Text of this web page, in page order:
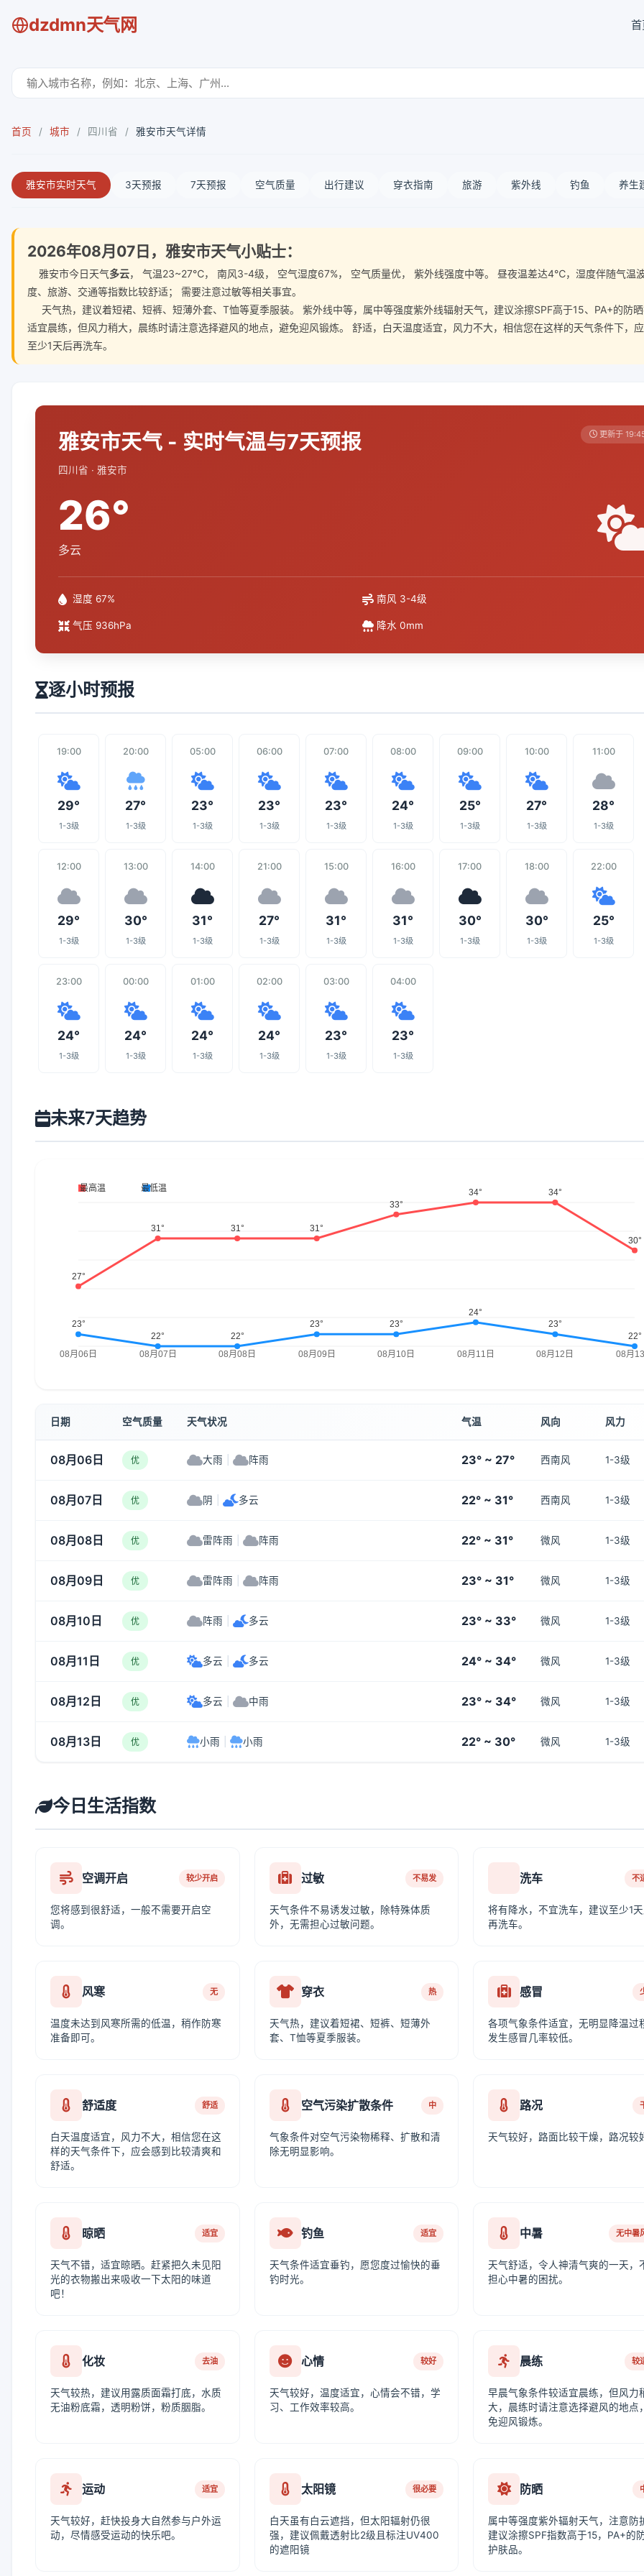
dzdmn天气网
首页 / 城市 / 四川省 / 雅安市天气详情
雅安市实时天气 3天预报 7天预报 空气质量 出行建议 穿衣指南 旅游 紫外线 钓鱼 养生
2026年08月07日，雅安市天气小贴士：
雅安市今日天气多云， 气温23~27℃， 南风3-4级， 空气湿度67%， 空气质量优， 紫外线强度中等。 昼夜温差达4℃，湿度伴随气温
度、旅游、交通等指数比较舒适； 需要注意过敏等相关事宜。
天气热，建议着短裙、短裤、短薄外套、T恤等夏季服装。 紫外线中等，属中等强度紫外线辐射天气，建议涂擦SPF高于15、PA+的防
适宜晨练，但风力稍大，晨练时请注意选择避风的地点，避免迎风锻炼。 舒适，白天温度适宜，风力不大，相信您在这样的天气条件下，
至少1天后再洗车。
雅安市天气 - 实时气温与7天预报
四川省 · 雅安市
更新于
26°
多云
湿度 67% 南风 3-4级
气压 936hPa 降水 0mm
逐小时预报
19:00
29°
1-3级
20:00
27°
1-3级
05:00
23°
1-3级
06:00
23°
1-3级
07:00
23°
1-3级
08:00
24°
1-3级
09:00
25°
1-3级
10:00
27°
1-3级
11:00
28°
1-3级
12:00
29°
1-3级
13:00
30°
1-3级
14:00
31°
1-3级
21:00
27°
1-3级
15:00
31°
1-3级
16:00
31°
1-3级
17:00
30°
1-3级
18:00
30°
1-3级
22:00
25°
1-3级
23:00
24°
1-3级
00:00
24°
1-3级
01:00
24°
1-3级
02:00
24°
1-3级
03:00
23°
1-3级
04:00
23°
1-3级
未来7天趋势
日期 空气质量 天气状况 气温 风向 风力
08月06日 优 大雨 阵雨 23° ~ 27° 西南风 1-3级
08月07日 优 阴 多云 22° ~ 31° 西南风 1-3级
08月08日 优 雷阵雨 阵雨 22° ~ 31° 微风 1-3级
08月09日 优 雷阵雨 阵雨 23° ~ 31° 微风 1-3级
08月10日 优 阵雨 多云 23° ~ 33° 微风 1-3级
08月11日 优 多云 多云 24° ~ 34° 微风 1-3级
08月12日 优 多云 中雨 23° ~ 34° 微风 1-3级
08月13日 优 小雨 小雨 22° ~ 30° 微风 1-3级
今日生活指数
空调开启 较少开启
您将感到很舒适，一般不需要开启空
调。
过敏 不易发
天气条件不易诱发过敏，除特殊体质
外，无需担心过敏问题。
洗车 不
将有降水，不宜洗车，建议至少1
再洗车。
风寒 无
温度未达到风寒所需的低温，稍作防寒
准备即可。
穿衣 热
天气热，建议着短裙、短裤、短薄外
套、T恤等夏季服装。
感冒
各项气象条件适宜，无明显降温过
发生感冒几率较低。
舒适度 舒适
白天温度适宜，风力不大，相信您在这
样的天气条件下，应会感到比较清爽和
舒适。
空气污染扩散条件 中
气象条件对空气污染物稀释、扩散和清
除无明显影响。
路况
天气较好，路面比较干燥，路况较
晾晒 适宜
天气不错，适宜晾晒。赶紧把久未见阳
光的衣物搬出来吸收一下太阳的味道
吧！
钓鱼 适宜
天气条件适宜垂钓，愿您度过愉快的垂
钓时光。
中暑 无中暑
天气舒适，令人神清气爽的一天，
担心中暑的困扰。
化妆 去油
天气较热，建议用露质面霜打底，水质
无油粉底霜，透明粉饼，粉质胭脂。
心情 较好
天气较好，温度适宜，心情会不错，学
习、工作效率较高。
晨练 较
早晨气象条件较适宜晨练，但风力
大，晨练时请注意选择避风的地点
免迎风锻炼。
运动 适宜
天气较好，赶快投身大自然参与户外运
动，尽情感受运动的快乐吧。
太阳镜 很必要
白天虽有白云遮挡，但太阳辐射仍很
强，建议佩戴透射比2级且标注UV400
的遮阳镜
防晒
属中等强度紫外辐射天气，注意防
建议涂擦SPF指数高于15，PA+的
护肤品。